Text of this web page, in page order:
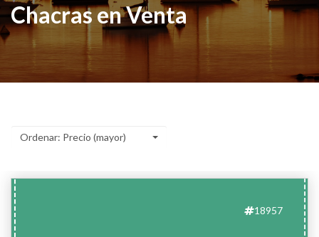
Chacras en Venta
Ordenar: Precio (mayor)
18957